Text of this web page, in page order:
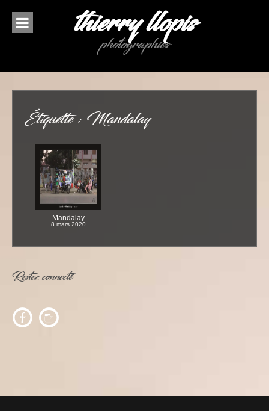
contenu
thierry llopis
photographies
Étiquette : Mandalay
Mandalay
8 mars 2020
Restez connecté
c f